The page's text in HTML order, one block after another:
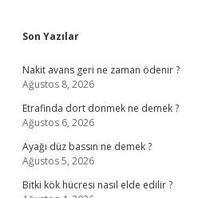
Sidebar
Son Yazılar
Nakit avans geri ne zaman ödenir ?
Ağustos 8, 2026
Etrafinda dort donmek ne demek ?
Ağustos 6, 2026
Ayağı düz bassın ne demek ?
Ağustos 5, 2026
Bitki kök hücresi nasıl elde edilir ?